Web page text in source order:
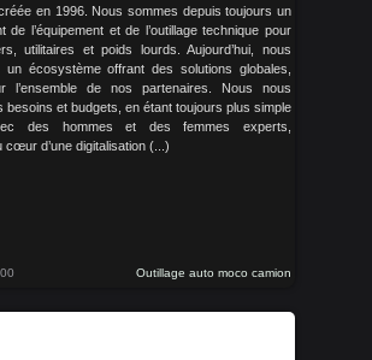
en 1996. Nous sommes depuis toujours un
de l’équipement et de l’outillage technique pour
utilitaires et poids lourds. Aujourd’hui, nous
écosystème offrant des solutions globales,
l’ensemble de nos partenaires. Nous nous
besoins et budgets, en étant toujours plus simple
des hommes et des femmes experts,
cœur d’une digitalisation (...)
Outillage auto moco camion